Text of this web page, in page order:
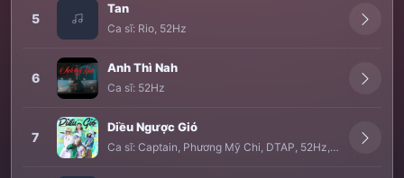
5
Tan
Ca sĩ: Rio, 52Hz
6
Anh Thì Nah
Ca sĩ: 52Hz
7
Diều Ngược Gió
Ca sĩ: Captain, Phương Mỹ Chi, DTAP, 52Hz, Diệu Tâm